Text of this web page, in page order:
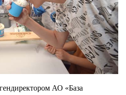
АО «База